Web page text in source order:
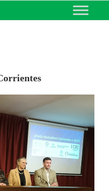
EDUCACIÓN